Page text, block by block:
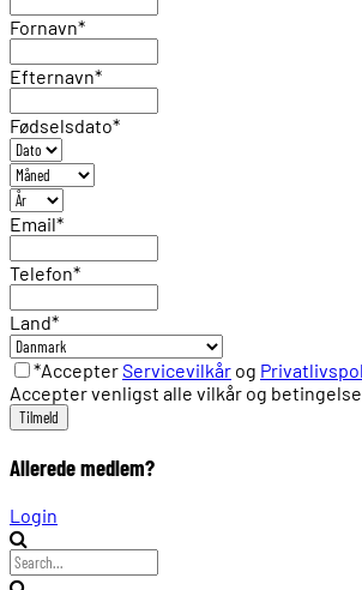
Fornavn*
Efternavn*
Fødselsdato*
Email*
Telefon*
Land*
*AccepterServicevilkår og
Accepter venligst alle vilkår og
Allerede medlem?
Login